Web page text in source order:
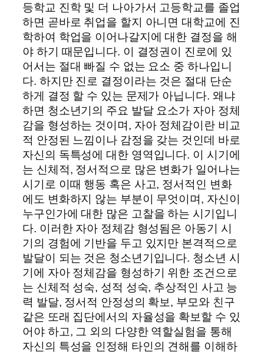
등학교 진학 및 더 나아가서 고등학교를 졸업
하면 곧바로 취업을 할지 아니면 대학교에 진
학하여 학업을 이어나갈지에 대한 결정을 해
야 하기 때문입니다. 이 결정권이 진로에 있
어서는 절대 빠질 수 없는 요소 중 하나입니
다. 하지만 진로 결정이라는 것은 절대 단순
하게 결정 할 수 있는 문제가 아닙니다. 왜냐
하면 청소년기의 주요 발달 요소가 자아 정체
감을 형성하는 것이며, 자아 정체감이란 비교
적 안정된 느낌이나 감정을 갖는 것인데 바로
자신의 독특성에 대한 영역입니다. 이 시기에
는 신체적, 정서적으로 많은 변화가 일어나는
시기로 이때 행동 혹은 사고, 정서적인 변화
에도 변화하지 않는 부분이 무엇이며, 자신이
누구인가에 대한 많은 고찰을 하는 시기입니
다. 이러한 자아 정체감 형성됨은 아동기 시
기의 경험에 기반을 두고 있지만 본격적으로
발달이 되는 것은 청소년기입니다. 청소년 시
기에 자아 정체감을 형성하기 위한 조건으로
는 신체적 성숙, 성적 성숙, 추상적인 사고 능
력 발달, 정서적 안정성의 확보, 부모와 친구
같은 또래 집단에서의 자율성을 확보할 수 있
어야 하고, 그 외의 다양한 역할실험을 통해
자신의 특성을 인정해 타인의 견해를 이해하